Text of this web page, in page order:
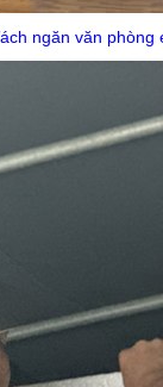
ngăn văn phòng